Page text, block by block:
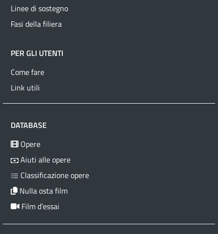
Linee di sostegno
Fasi della filiera
PER GLI UTENTI
Come fare
Link utili
DATABASE
Opere
Aiuti alle opere
Classificazione opere
Nulla osta film
Film d’essai